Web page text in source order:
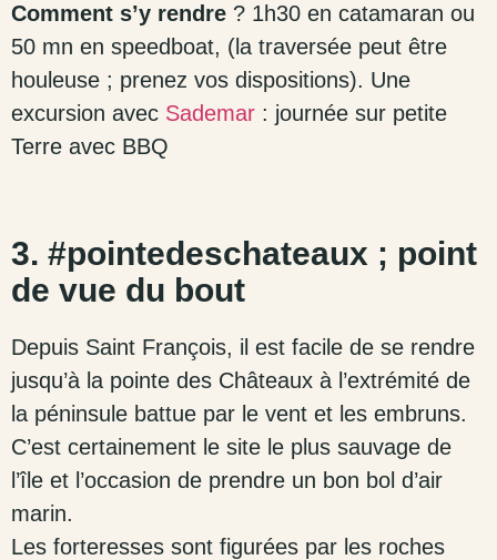
Comment s’y rendre ? 1h30 en catamaran ou
50 mn en speedboat, (la traversée peut être
houleuse ; prenez vos dispositions). Une
excursion avec Sademar : journée sur petite
Terre avec BBQ
3. #pointedeschateaux ; point
de vue du bout
Depuis Saint François, il est facile de se rendre
jusqu’à la pointe des Châteaux à l’extrémité de
la péninsule battue par le vent et les embruns.
C’est certainement le site le plus sauvage de
l’île et l’occasion de prendre un bon bol d’air
marin.
Les forteresses sont figurées par les roches